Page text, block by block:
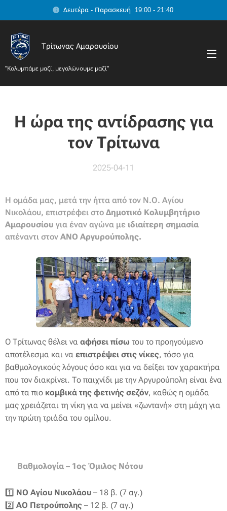
Δευτέρα - Παρασκευή 19:00 - 21:40
Τρίτωνας Αμαρουσίου
"Κολυμπάμε μαζί, μεγαλώνουμε μαζί"
Η ώρα της αντίδρασης για
τον Τρίτωνα
2025-04-11
Η ομάδα μας, μετά την ήττα από τον Ν.Ο. Αγίου
Νικολάου, επιστρέφει στο Δημοτικό Κολυμβητήριο
Αμαρουσίου για έναν αγώνα με ιδιαίτερη σημασία
απέναντι στον ΑΝΟ Αργυρούπολης.
Ο Τρίτωνας θέλει να αφήσει πίσω του το προηγούμενο
αποτέλεσμα και να επιστρέψει στις νίκες, τόσο για
βαθμολογικούς λόγους όσο και για να δείξει τον χαρακτήρα
που τον διακρίνει. Το παιχνίδι με την Αργυρούπολη είναι ένα
από τα πιο κομβικά της φετινής σεζόν, καθώς η ομάδα
μας χρειάζεται τη νίκη για να μείνει «ζωντανή» στη μάχη για
την πρώτη τριάδα του ομίλου.
Βαθμολογία – 1ος Όμιλος Νότου
1️⃣ ΝΟ Αγίου Νικολάου – 18 β. (7 αγ.)
2️⃣ ΑΟ Πετρούπολης – 12 β. (7 αγ.)